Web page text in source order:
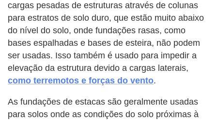
cargas pesadas de estruturas através de colunas
para estratos de solo duro, que estão muito abaixo
do nível do solo, onde fundações rasas, como
bases espalhadas e bases de esteira, não podem
ser usadas. Isso também é usado para impedir a
elevação da estrutura devido a cargas laterais,
como terremotos e forças do vento.
As fundações de estacas são geralmente usadas
para solos onde as condições do solo próximas à